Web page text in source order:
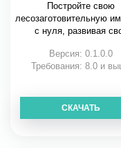
Постройте свою
лесозаготовительную
с нуля, развивая
Версия: 0.1.0.0
Требования: 8.0 и
СКАЧАТЬ